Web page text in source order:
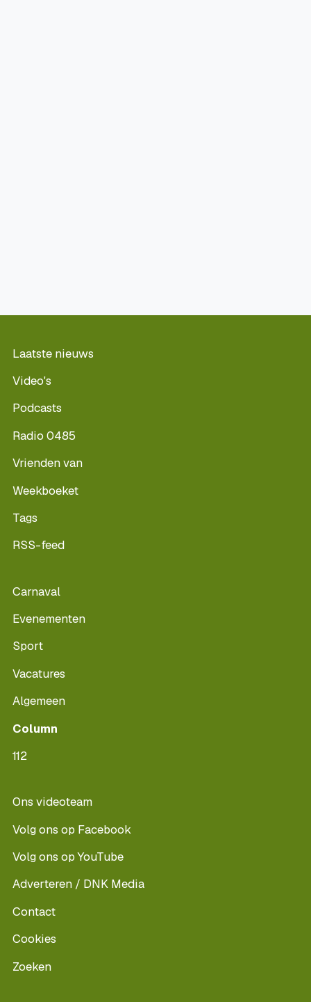
Laatste nieuws
Video's
Podcasts
Radio 0485
Vrienden van
Weekboeket
Tags
RSS-feed
Carnaval
Evenementen
Sport
Vacatures
Algemeen
Column
112
Ons videoteam
Volg ons op Facebook
Volg ons op YouTube
Adverteren / DNK Media
Contact
Cookies
Zoeken